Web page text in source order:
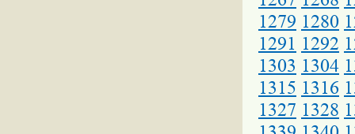
1279 1280
1291 1292
1303 1304
1315 1316
1327 1328